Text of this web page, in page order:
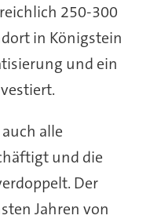
250-300
in Königstein
und ein
alle
und die
Der
Jahren von